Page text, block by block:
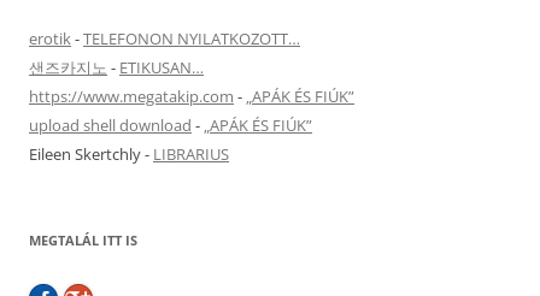
erotik-TELEFONON NYILATKOZOTT…
샌즈카지노 - ETIKUSAN…
https://www.megatakip.com - „APÁK ÉS FIÚK”
upload shell download - „APÁK ÉS FIÚK”
Eileen Skertchly- LIBRARIUS
MEGTALÁL ITT IS